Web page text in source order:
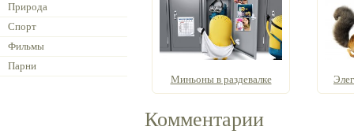
Природа
Спорт
Фильмы
Парни
Миньоны в раздевалке
Комментарии